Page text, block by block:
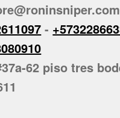
-
62 piso tres